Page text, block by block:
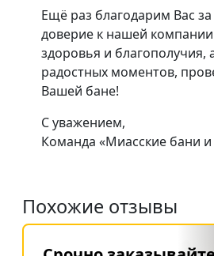
Ещё раз благодарим Вас
доверие к нашей
здоровья и благополучия,
радостных моментов,
Вашей бане!
С уважением,
Команда «Миасские бани и
Похожие отзывы